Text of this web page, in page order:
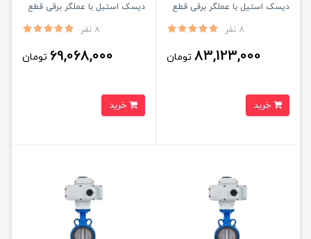
دیسک استیل با عملگر برقی قطع
8 نفر
83,123,000 تومان
دیسک استیل با عملگر برقی قطع
8 نفر
69,068,000 تومان